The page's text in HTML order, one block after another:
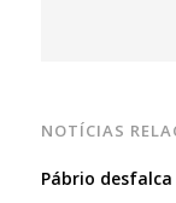
NOTÍCIAS
Pábrio